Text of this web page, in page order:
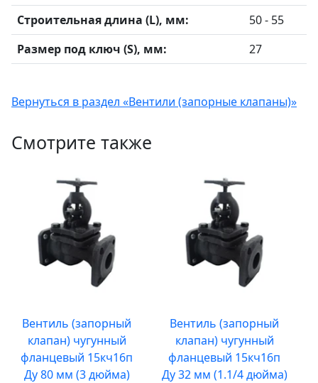
Строительная длина (L), мм:
50 - 55
Размер под ключ (S), мм:
27
Вернуться в раздел «Вентили (запорные клапаны)»
Смотрите также
Вентиль (запорный
клапан) чугунный
фланцевый 15кч16п
Ду 80 мм (3 дюйма)
Вентиль (запорный
клапан) чугунный
фланцевый 15кч16п
Ду 32 мм (1.1/4 дюйма)